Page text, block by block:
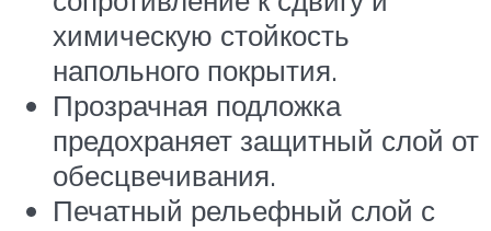
химическую стойкость
напольного покрытия.
Прозрачная подложка
предохраняет защитный слой от
обесцвечивания.
Печатный рельефный слой с